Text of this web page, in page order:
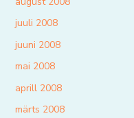
juuli 2008
juuni 2008
mai 2008
aprill 2008
märts 2008